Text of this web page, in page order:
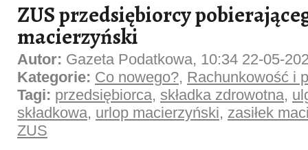
ZUS przedsiębiorcy
macierzyński
Autor: Gazeta Podatkowa, 10:34 22-05-
Kategorie: Co nowego?, Rachunkowość i
Tagi: przedsiębiorca, składka zdrowotna,
składkowa, urlop macierzyński, zasiłek
ZUS